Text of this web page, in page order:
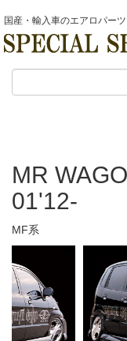
国産・輸入車のエアロパー
MR
01'12-
MF系